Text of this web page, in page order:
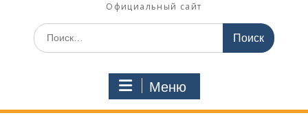
Официальный сайт
Поиск
по:
Меню